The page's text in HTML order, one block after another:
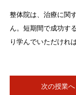
整体院は、治療に関
ん。短期間で成功す
り学んでいただけれ
次の授業へ